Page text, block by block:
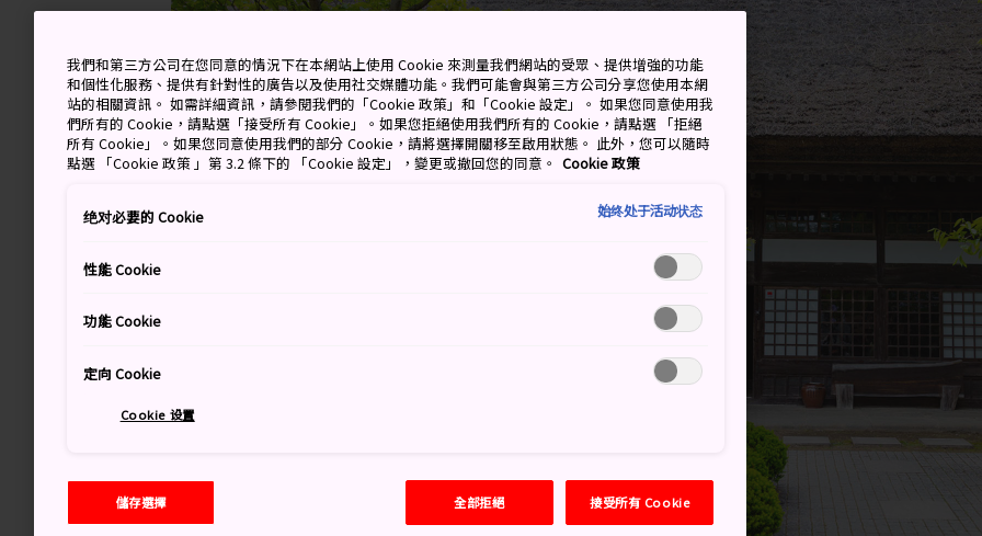
我們和第三方公司在您同意的情況下在本網站上使用 Cookie 來測量我們網站的受眾、提供增強的功能
和個性化服務、提供有針對性的廣告以及使用社交媒體功能。我們可能會與第三方公司分享您使用本網
站的相關資訊。 如需詳細資訊，請參閱我們的「Cookie 政策」和「Cookie 設定」。 如果您同意使用我
們所有的 Cookie，請點選「接受所有 Cookie」。如果您拒絕使用我們所有的 Cookie，請點選 「拒絕
所有 Cookie」。如果您同意使用我們的部分 Cookie，請將選擇開關移至啟用狀態。 此外，您可以隨時
點選 「Cookie 政策 」第 3.2 條下的 「Cookie 設定」，變更或撤回您的同意。 Cookie 政策
绝对必要的 Cookie 始终处于活动状态
性能 Cookie
功能 Cookie
定向 Cookie
Cookie 设置
儲存選擇 全部拒絕 接受所有 Cookie